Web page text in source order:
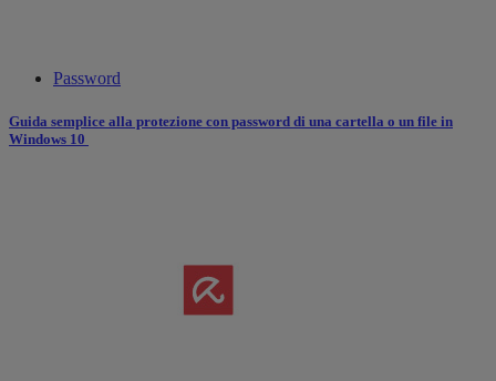
Password
Guida semplice alla protezione con password di una cartella o un file in
Windows 10